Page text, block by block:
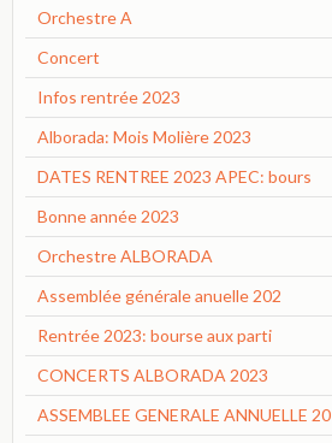
Orchestre A
Concert
Infos rentrée 2023
Alborada: Mois Molière 2023
DATES RENTREE 2023 APEC: bours
Bonne année 2023
Orchestre ALBORADA
Assemblée générale anuelle 202
Rentrée 2023: bourse aux parti
CONCERTS ALBORADA 2023
ASSEMBLEE GENERALE ANNUELLE 20